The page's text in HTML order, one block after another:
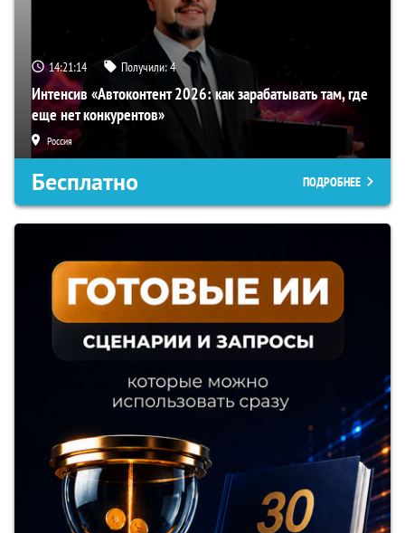
14:21:13 Получили:4
Интенсив «Автоконтент 2026: как зарабатывать там, где
еще нет конкурентов»
Россия
Бесплатно ПОДРОБНЕЕ